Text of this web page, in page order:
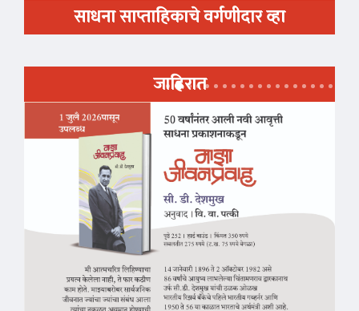
साधना साप्ताहिकाचे वर्गणीदार व्हा
जाहिरात